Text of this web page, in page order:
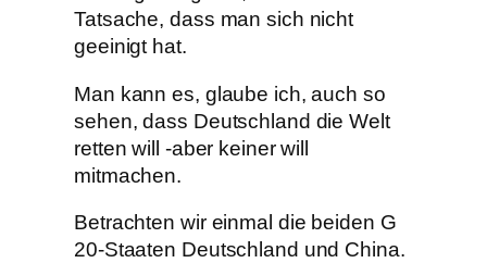
Tatsache, dass man sich nicht
geeinigt hat.
Man kann es, glaube ich, auch so
sehen, dass Deutschland die Welt
retten will -aber keiner will
mitmachen.
Betrachten wir einmal die beiden G
20-Staaten Deutschland und China.